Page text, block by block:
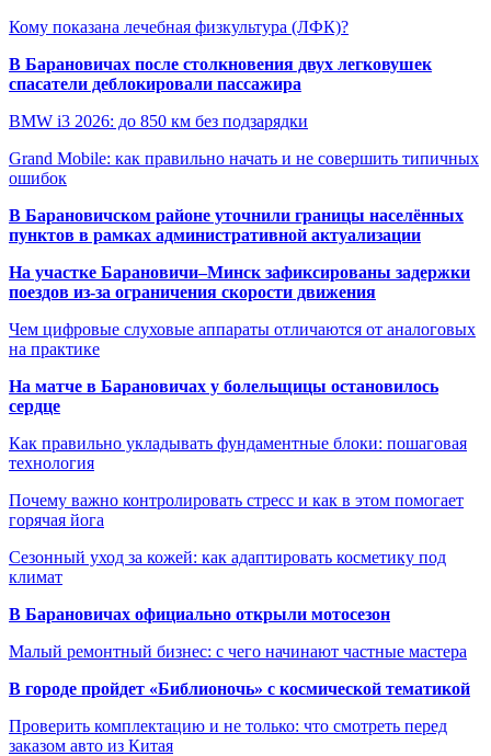
Кому показана лечебная физкультура (ЛФК)?
В Барановичах после столкновения двух легковушек
спасатели деблокировали пассажира
BMW i3 2026: до 850 км без подзарядки
Grand Mobile: как правильно начать и не совершить типичных
ошибок
В Барановичском районе уточнили границы населённых
пунктов в рамках административной актуализации
На участке Барановичи–Минск зафиксированы задержки
поездов из-за ограничения скорости движения
Чем цифровые слуховые аппараты отличаются от аналоговых
на практике
На матче в Барановичах у болельщицы остановилось
сердце
Как правильно укладывать фундаментные блоки: пошаговая
технология
Почему важно контролировать стресс и как в этом помогает
горячая йога
Сезонный уход за кожей: как адаптировать косметику под
климат
В Барановичах официально открыли мотосезон
Малый ремонтный бизнес: с чего начинают частные мастера
В городе пройдет «Библионочь» с космической тематикой
Проверить комплектацию и не только: что смотреть перед
заказом авто из Китая